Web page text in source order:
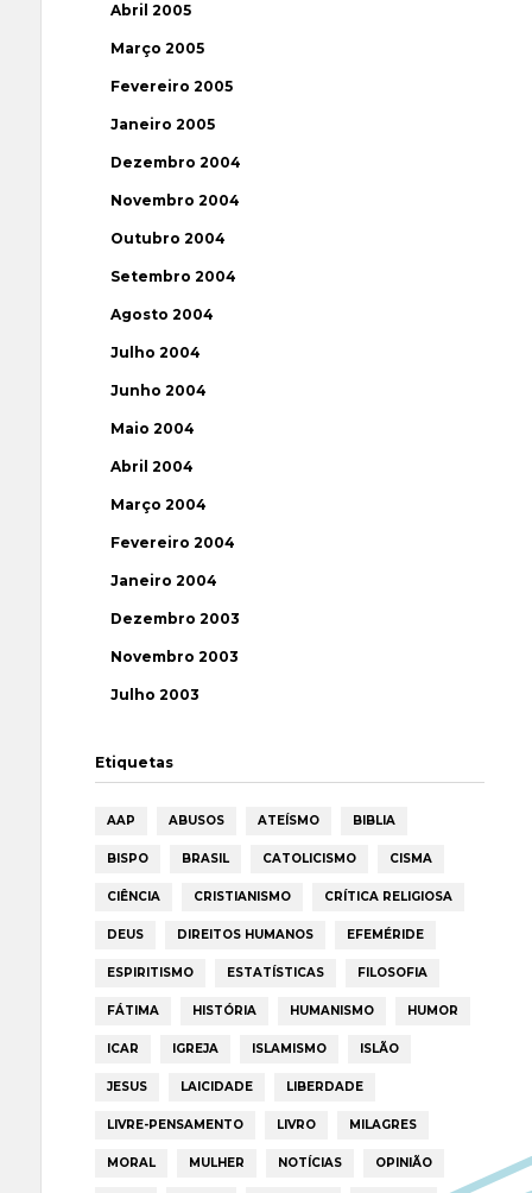
Abril 2005
Março 2005
Fevereiro 2005
Janeiro 2005
Dezembro 2004
Novembro 2004
Outubro 2004
Setembro 2004
Agosto 2004
Julho 2004
Junho 2004
Maio 2004
Abril 2004
Março 2004
Fevereiro 2004
Janeiro 2004
Dezembro 2003
Novembro 2003
Julho 2003
Etiquetas
AAP ABUSOS ATEÍSMO BIBLIA
BISPO BRASIL CATOLICISMO CISMA
CIÊNCIA CRISTIANISMO CRÍTICA RELIGIOSA
DEUS DIREITOS HUMANOS EFEMÉRIDE
ESPIRITISMO ESTATÍSTICAS FILOSOFIA
FÁTIMA HISTÓRIA HUMANISMO HUMOR
ICAR IGREJA ISLAMISMO ISLÃO
JESUS LAICIDADE LIBERDADE
LIVRE-PENSAMENTO LIVRO MILAGRES
MORAL MULHER NOTÍCIAS OPINIÃO